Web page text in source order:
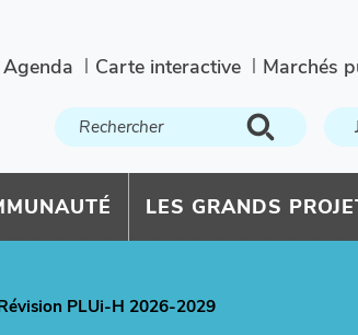
Agenda Carte interactive Marchés
LES GRANDS
PLUi-H 2026-2029